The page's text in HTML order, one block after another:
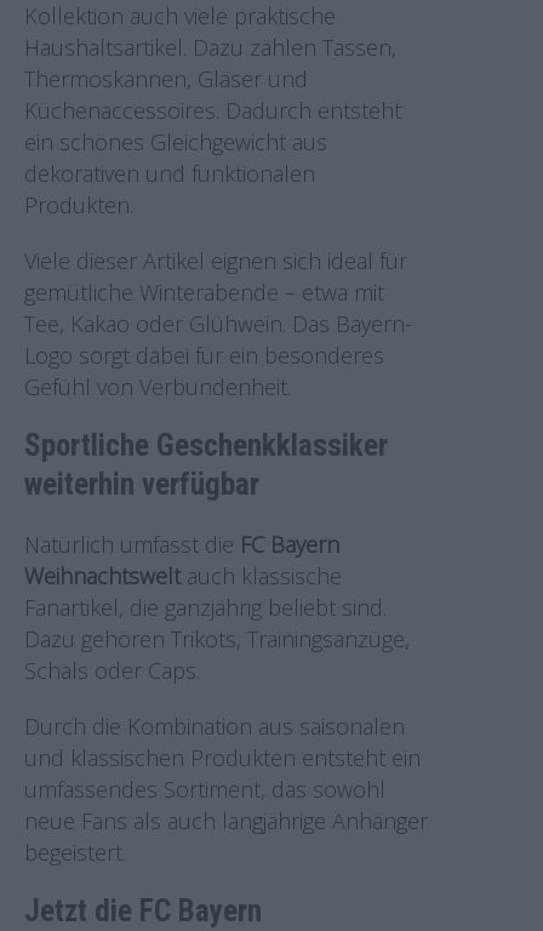
Kollektion auch viele praktische
Haushaltsartikel. Dazu zählen Tassen,
Thermoskannen, Gläser und
Küchenaccessoires. Dadurch entsteht
ein schönes Gleichgewicht aus
dekorativen und funktionalen
Produkten.
Viele dieser Artikel eignen sich ideal für
gemütliche Winterabende – etwa mit
Tee, Kakao oder Glühwein. Das Bayern-
Logo sorgt dabei für ein besonderes
Gefühl von Verbundenheit.
Sportliche Geschenkklassiker
weiterhin verfügbar
Natürlich umfasst die FC Bayern
Weihnachtswelt auch klassische
Fanartikel, die ganzjährig beliebt sind.
Dazu gehören Trikots, Trainingsanzüge,
Schals oder Caps.
Durch die Kombination aus saisonalen
und klassischen Produkten entsteht ein
umfassendes Sortiment, das sowohl
neue Fans als auch langjährige Anhänger
begeistert.
Jetzt die FC Bayern